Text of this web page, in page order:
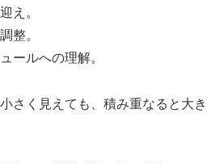
え。
整。
ールへの理解。
さく見えても、積み重なると大き